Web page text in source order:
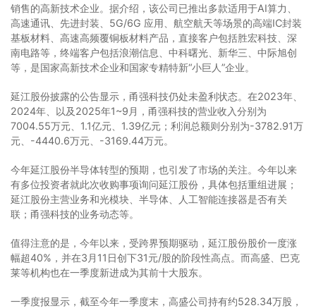
销售的高新技术企业。据介绍，该公司已推出多款适用于AI算力、
高速通讯、先进封装、5G/6G 应用、航空航天等场景的高端IC封装
基板材料、高速高频覆铜板材料产品，直接客户包括胜宏科技、深
南电路等，终端客户包括浪潮信息、中科曙光、新华三、中际旭创
等，是国家高新技术企业和国家专精特新“小巨人”企业。
延江股份披露的公告显示，甬强科技仍处未盈利状态。在2023年、
2024年、以及2025年1~9月，甬强科技的营业收入分别为
7004.55万元、1.1亿元、1.39亿元；利润总额则分别为-3782.91万
元、-4440.6万元、-3169.44万元。
今年延江股份半导体转型的预期，也引发了市场的关注。今年以来
有多位投资者就此次收购事项询问延江股份，具体包括重组进展；
延江股份主营业务和光模块、半导体、人工智能连接器是否有关
联；甬强科技的业务动态等。
值得注意的是，今年以来，受跨界预期驱动，延江股份股价一度涨
幅超40%，并在3月11日创下31元/股的阶段性高点。而高盛、巴克
莱等机构也在一季度新进成为其前十大股东。
一季度报显示，截至今年一季度末，高盛公司持有约528.34万股，